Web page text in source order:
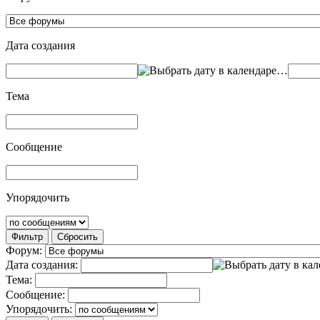
Дата создания
…
Тема
Сообщение
Упорядочить
Фильтр Сбросить
Форум:
Дата создания:
Тема:
Сообщение:
Упорядочить: